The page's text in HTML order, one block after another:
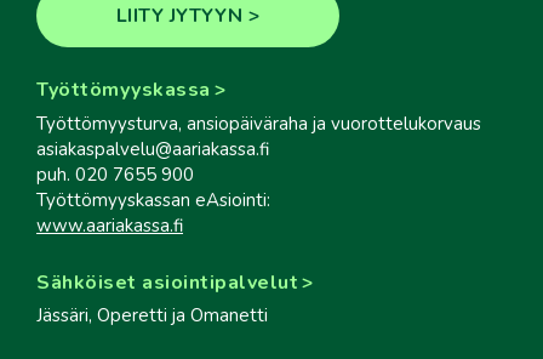
LIITY JYTYYN
Työttömyyskassa
Työttömyysturva, ansiopäiväraha ja vuorottelukorvaus
asiakaspalvelu@aariakassa.fi
puh. 020 7655 900
Työttömyyskassan eAsiointi:
www.aariakassa.fi
Sähköiset asiointipalvelut
Jässäri, Operetti ja Omanetti